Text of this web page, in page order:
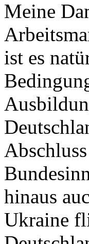
Meine
ist es
hinaus
Ukraine